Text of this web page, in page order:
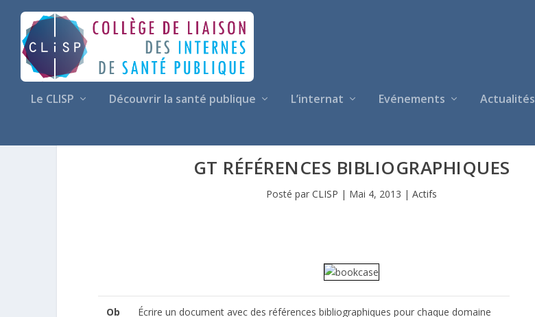
Le CLISP Découvrir la santé publique L’internat Evénements Actualités
GT RÉFÉRENCES BIBLIOGRAPHIQUES
Posté parCLISP | Mai 4, 2013 |Actifs
Ob
Écrire un document avec des références bibliographiques pour chaque domaine